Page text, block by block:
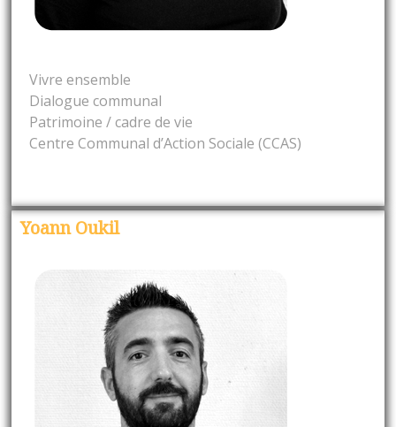
Vivre ensemble
Dialogue communal
Patrimoine / cadre de vie
Centre Communal d’Action Sociale (CCAS)
Yoann Oukil